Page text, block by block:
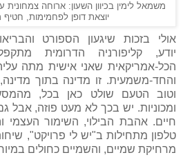
משמאל לימין בכיוון השעון: ארוחה
יוצאת דופן לפחמימות,
אולי בזכות שיגעון הספורט
יודע, קליפורניה הדרומית
הכל-אמריקאית שאני אישית מתה
והחד-משמעית. זו מדינה בתוך
וטוב הטעם שולט כאן בכל,
ומכוניות. יש בכך לא מעט פוזה, אבל
חיים. אהבת הבילוי, השימור העצמי
טלפון מתחילות ב"יש לי פרויקט",
מרחיקת שמיים, והשמיים כחולים